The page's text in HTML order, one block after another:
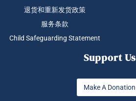
退货和重新发货政策
服务条款
Child Safeguarding Statement
Support Us
Make A Donation